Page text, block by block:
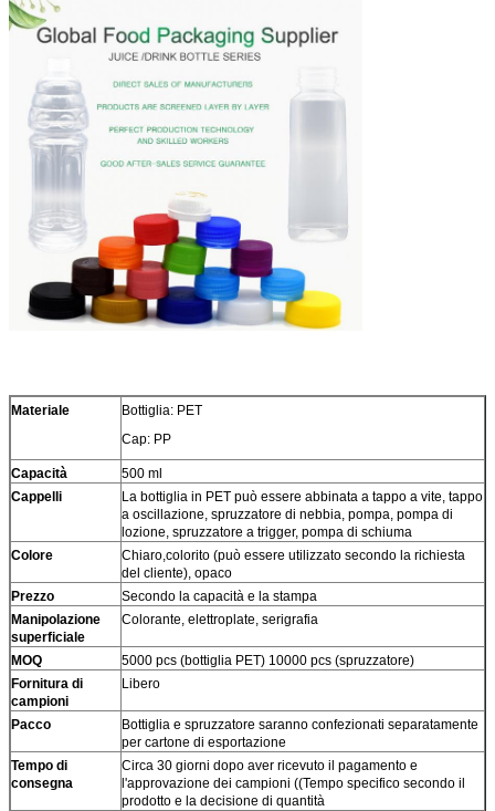
Materiale
Bottiglia: PET
Cap: PP
Capacità
500 ml
Cappelli
La bottiglia in PET può essere abbinata a tappo a vite, tappo
a oscillazione, spruzzatore di nebbia, pompa, pompa di
lozione, spruzzatore a trigger, pompa di schiuma
Colore
Chiaro,colorito (può essere utilizzato secondo la richiesta
del cliente), opaco
Prezzo
Secondo la capacità e la stampa
Manipolazione
superficiale
Colorante, elettroplate, serigrafia
MOQ
5000 pcs (bottiglia PET) 10000 pcs (spruzzatore)
Fornitura di
campioni
Libero
Pacco
Bottiglia e spruzzatore saranno confezionati separatamente
per cartone di esportazione
Tempo di
consegna
Circa 30 giorni dopo aver ricevuto il pagamento e
l'approvazione dei campioni ((Tempo specifico secondo il
prodotto e la decisione di quantità